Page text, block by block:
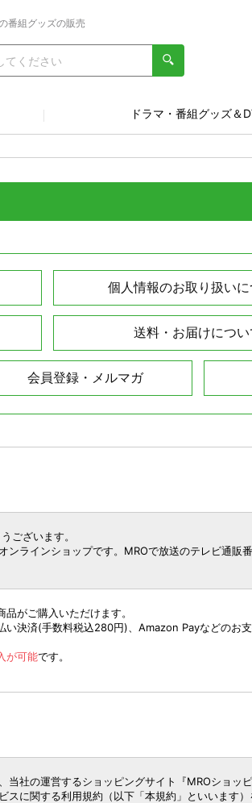
番組グッズの販売
ドラマ・番組グッズ＆
個人情報のお取り扱いに
送料・お届けについ
会員登録・メルマガ
ございます。
ンラインショップです。MROで放送のテレビ通
がご購入いただけます。
決済(手数料税込280円)、Amazon Payなどのお支
が可能です。
当社の運営するショッピングサイト『MROショ
に関する利用規約（以下「本規約」といいます